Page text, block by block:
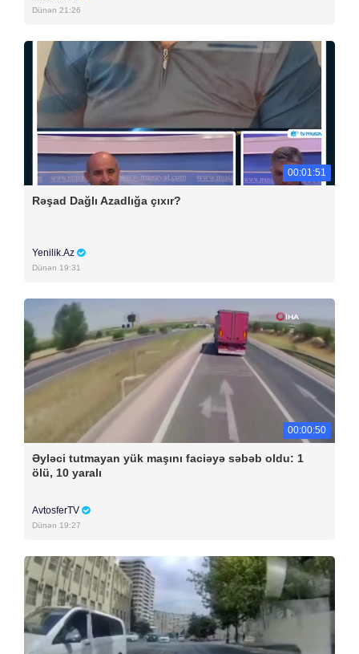
Dünən 21:26
00:01:51
Rəşad Dağlı Azadlığa çıxır?
Yenilik.Az
Dünən 19:31
00:00:50
Əyləci tutmayan yük maşını faciəyə səbəb oldu: 1
ölü, 10 yaralı
AvtosferTV
Dünən 19:27